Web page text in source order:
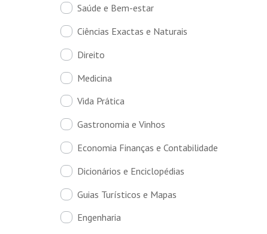
Saúde e Bem-estar
Ciências Exactas e Naturais
Direito
Medicina
Vida Prática
Gastronomia e Vinhos
Economia Finanças e Contabilidade
Dicionários e Enciclopédias
Guias Turísticos e Mapas
Engenharia